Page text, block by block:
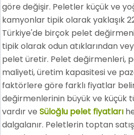
göre değişir. Peletler küçük ve
kamyonlar tipik olarak yaklaşık
Türkiye'de birçok pelet
tipik olarak odun atıklarından
pelet üretir. Pelet değirmenleri,
maliyeti, üretim kapasitesi ve
faktörlere göre farklı fiyatlar
değirmenlerinin büyük ve küçük
vardır veSüloğlu pelet fiyatları
dalgalanır. Peletlerin toptan